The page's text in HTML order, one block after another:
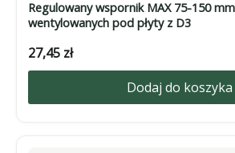
Regulowany wspornik MAX 75-150
wentylowanych pod płyty z D3
27,45 zł
Dodaj do koszyka